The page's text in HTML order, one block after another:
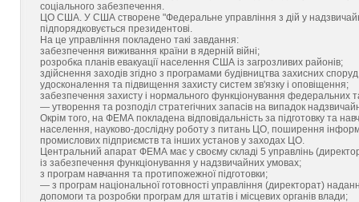
соціального забезпечення.
ЦО США. У США створене "Федеральне управління з дій у
підпорядковується президентові.
На це управління покладено такі завдання:
забезпечення виживання країни в ядерній війні;
розробка планів евакуації населення США із загрозливих районів;
здійснення заходів згідно з програмами будівництва захисних
удосконалення та підвищення захисту систем зв'язку і оповіщення;
забезпечення захисту і нормального функціонування федеральних
— утворення та розподіл стратегічних запасів на випадок
Окрім того, на ФЕМА покладена відповідальність за підготовку та
населення, науково-дослідну роботу з питань ЦО, поширення
промислових підприємств та інших установ у заходах ЦО.
Центральний апарат ФЕМА має у своєму складі 5 управлінь
із забезпечення функціонування у надзвичайних умовах;
з програм навчання та протипожежної підготовки;
— з програм національної готовності управління (директорат)
допомоги та розробки програм для штатів і місцевих органів влади;